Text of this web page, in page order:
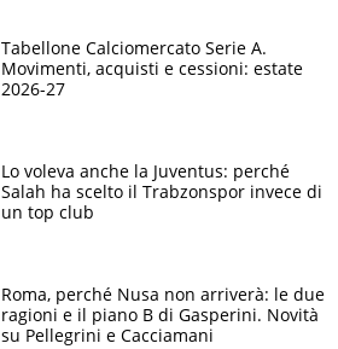
Tabellone Calciomercato Serie A.
Movimenti, acquisti e cessioni: estate
2026-27
Lo voleva anche la Juventus: perché
Salah ha scelto il Trabzonspor invece di
un top club
Roma, perché Nusa non arriverà: le due
ragioni e il piano B di Gasperini. Novità
su Pellegrini e Cacciamani